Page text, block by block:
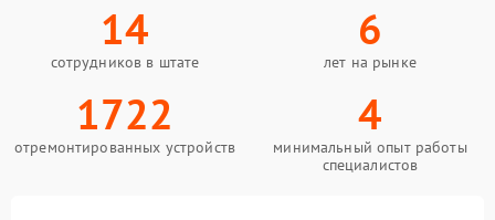
14
сотрудников в штате
6
лет на рынке
1722
отремонтированных устройств
4
минимальный опыт работы
специалистов